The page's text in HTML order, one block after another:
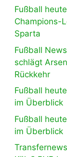
Fußball
Champions-
Sparta
Fußball
schlägt
Rückkehr
Fußball
im Überblick
Fußball
im Überblick